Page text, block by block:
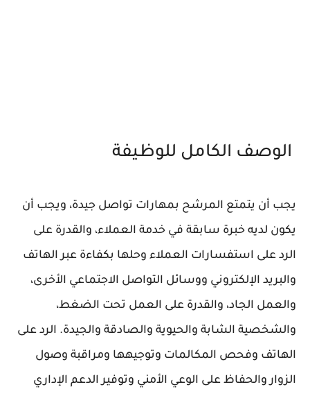
الوصف الكامل للوظيفة
يجب أن يتمتع المرشح بمهارات تواصل جيدة، ويجب أن
يكون لديه خبرة سابقة في خدمة العملاء، والقدرة على
الرد على استفسارات العملاء وحلها بكفاءة عبر الهاتف
والبريد الإلكتروني ووسائل التواصل الاجتماعي الأخرى،
والعمل الجاد، والقدرة على العمل تحت الضغط،
والشخصية الشابة والحيوية والصادقة والجيدة. الرد على
الهاتف وفحص المكالمات وتوجيهها ومراقبة وصول
الزوار والحفاظ على الوعي الأمني ​​وتوفير الدعم الإداري